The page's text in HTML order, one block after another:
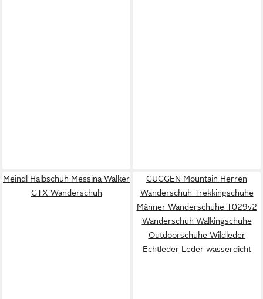
Meindl Halbschuh Messina Walker
GTX Wanderschuh
GUGGEN Mountain Herren
Wanderschuh Trekkingschuhe
Männer Wanderschuhe T029v2
Wanderschuh Walkingschuhe
Outdoorschuhe Wildleder
Echtleder Leder wasserdicht